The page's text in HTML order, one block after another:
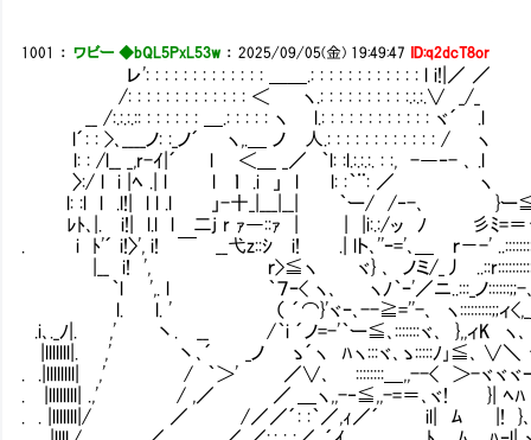
1001 ： ワビー ◆bQL5PxL53w ：2025/09/05(金) 19:49:47 ID:q2dcT8or
レ': : : : : : : : : : : : : ＿＿.: : : : : : : : : : : : l i!|／ ／
/: : : : : : : : : : : : : ＜ ヽ.: : : : : : : : : :.:.:.∨ _/_
__ /:.:.:.:: : : : : : : ＿.: : : : : ヽ l.: : : : : : : : : : : : ヾ´ .l
l´: : >､____ノ: :_ノ´ ヽ,.＿ ノ 人.: : : : : : : : : : : : / ヽ
l: : /l__ _,r-ｲ|´ l ＜＿ _／ ｀l: :l.:.:.:. : :, -―‐- ､ .l
〉:/ l i |ﾍ .| l l ｌ .i 」 l l: :｀¨: ／ ヽ
l: :l l .l!| l l .l 」-十_|___|__| ｀ー/ /‐-､ }ー
ﾚﾄ､|. i!| l.l l 二j r ｧ―::ｧ | | |i:.:/ッ ﾉ 彡ﾐ=＝ヾ
. i ﾄ'´ i!〉', i! ￣ __弋z::ｼ i! .| lト､''ｰ='､＿ ｒ－-' ..::::::::
|__ i! ', ｒ>≦ヽ ヾ} ､ ノミ/_丿 ..::r::::::::::::::ヽ
｀l ',. l ｀７ｰ< ヽ､ ヽﾉ｀ｰ'／ニ..:::_ノ::::::;;-､_::::
l. l. ' （ ´⌒}'ヾｰ､--≧=''-､ ヽ:::::::::;;ィ<,_＿;;ィ'」
.i､._ﾉ|. ,' 丶. __ /｀i ´ノ=-'｀ー≦､:::::::ヾ､ },,ィK ヽ､ ,1
|lllllll|. ,' 丶､´ _ノ ゝ´ヽ ﾊヽ:::ヾ､ゝ:::::ﾉ｣≦､ ∨＼
. .|llllllll| ,' / ｀＞' ／∨､ ::::::::＿,,--< ＞-ヾヾヾ
. |llllllll| .,' / ,／ ／ ＿ヽ,,-‐≦,,-=＝､ヾ! }| ﾍﾊ ヽﾍ
. . |lllllll|/ ／ /／／´: :｀／,ｨ／´ il| ﾑ |! }､〉